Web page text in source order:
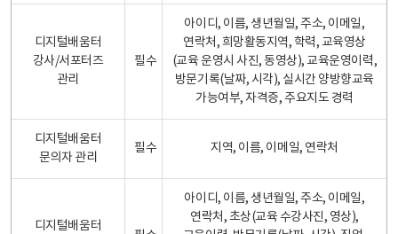
디지털배움터
강사/서포터즈
관리
필수
아이디, 이름, 생년월일, 주소, 이메일,
연락처, 희망활동지역, 학력, 교육영상
(교육 운영시 사진, 동영상), 교육운영이력,
방문기록(날짜, 시각), 실시간 양방향교육
가능여부, 자격증, 주요지도 경력
디지털배움터
문의자 관리
필수 지역, 이름, 이메일, 연락처
디지털배움터
아이디, 이름, 생년월일, 주소, 이메일,
연락처, 초상(교육 수강사진, 영상),